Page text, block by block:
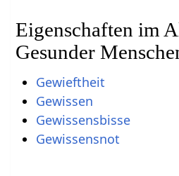
Eigenschaften im
Gesunder
Gewieftheit
Gewissen
Gewissensbisse
Gewissensnot